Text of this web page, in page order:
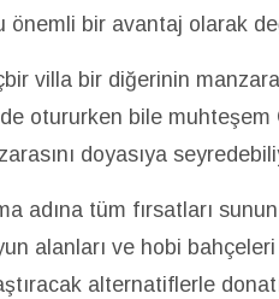
bir avantaj olarak
villa bir diğerinin
otururken bile muhteşem
doyasıya
adına tüm fırsatları
alanları ve hobi bahçeleri
alternatiflerle